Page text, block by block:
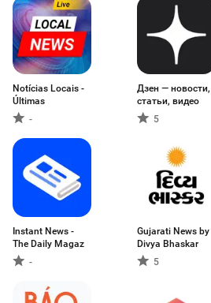
Notícias Locais -
Últimas
-
Дзен — новости,
статьи, видео
5
Instant News -
The Daily Magaz
-
Gujarati News by
Divya Bhaskar
5